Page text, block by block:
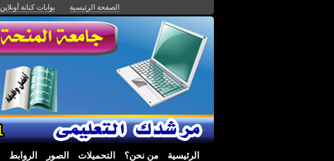
الصفحة الرئيسية بوابات كنانة أونلاين
الرئيسية من نحن؟ التحميلات الصور الروابط